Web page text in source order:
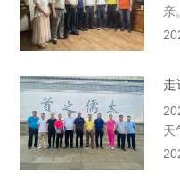
亲
天